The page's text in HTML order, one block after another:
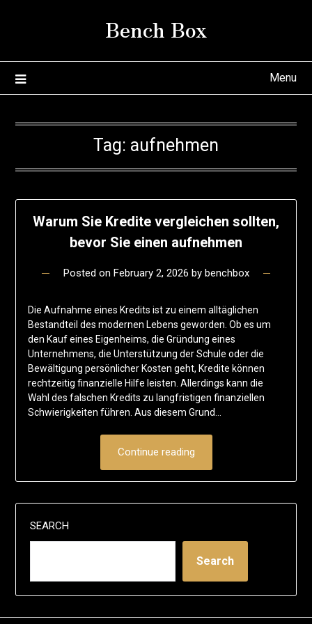
Bench Box
Menu
Tag: aufnehmen
Warum Sie Kredite vergleichen sollten,
bevor Sie einen aufnehmen
Posted on February 2, 2026 by benchbox
Die Aufnahme eines Kredits ist zu einem alltäglichen
Bestandteil des modernen Lebens geworden. Ob es um
den Kauf eines Eigenheims, die Gründung eines
Unternehmens, die Unterstützung der Schule oder die
Bewältigung persönlicher Kosten geht, Kredite können
rechtzeitig finanzielle Hilfe leisten. Allerdings kann die
Wahl des falschen Kredits zu langfristigen finanziellen
Schwierigkeiten führen. Aus diesem Grund…
Continue reading
SEARCH
Search